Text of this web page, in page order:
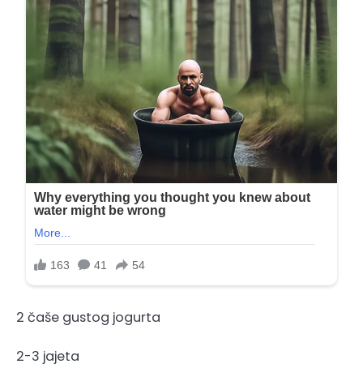
2 čaše gustog jogurta
2-3 jajeta